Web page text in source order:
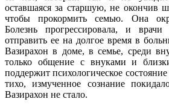
оставшаяся за старшую, не окончив
чтобы прокормить семью. Она
Болезнь прогрессировала, и врачи
отправить ее на долгое время в
Вазирахон в доме, в семье, среди
только общение с внуками и
поддержит психологическое
тихо, измученное сознание
Вазирахон не стало.